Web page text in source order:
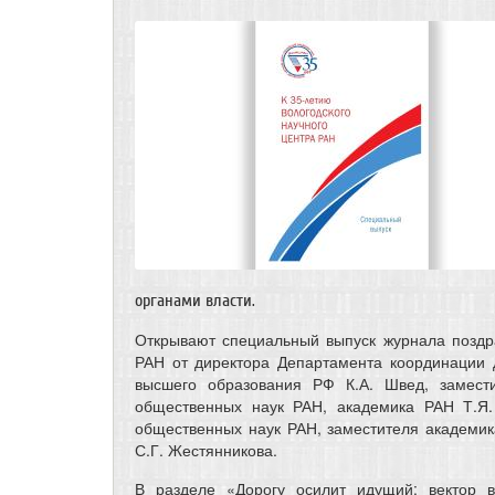
органами власти.
Открывают специальный выпуск журнала
РАН от директора Департамента координации
высшего образования РФ К.А. Швед,
общественных наук РАН, академика РАН Т.Я.
общественных наук РАН, заместителя
С.Г. Жестянникова.
В разделе «Дорогу осилит идущий: